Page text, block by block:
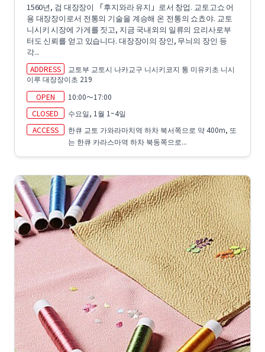
1560년, 검 대장장이 「후지와라 유지」로서 창업. 교토고쇼 어
용 대장장이로서 전통의 기술을 계승해 온 전통의 쇼쵸야. 교토
니시키 시장에 가게를 짓고, 지금 국내외의 일류의 요리사로부
터도 신뢰를 얻고 있습니다. 대장장이의 장인, 무늬의 장인 등
각...
ADDRESS
교토부 교토시 나카교구 니시키코지 통 미유키초 니시
이루 대장장이초 219
OPEN
10:00～17:00
CLOSED
수요일, 1월 1~4일
ACCESS
한큐 교토 가와라마치역 하차 북서쪽으로 약 400m, 또
는 한큐 카라스마역 하차 북동쪽으로...